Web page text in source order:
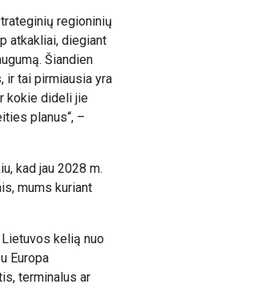
regioninių
atkakliai, diegiant
Šiandien
ir tai pirmiausia yra
kokie dideli jie
planus“, –
kad jau 2028 m.
mums kuriant
kelią nuo
Europa
terminalus ar